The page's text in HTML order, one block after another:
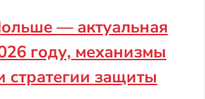
— актуальная
году, механизмы
стратегии защиты